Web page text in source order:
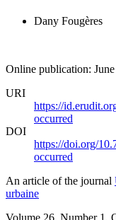
Dany Fougères
Online publication:
URI
https://
occurred
DOI
https://doi.org/
occurred
An article of the journal
urbaine
Volume 26, Number 1,